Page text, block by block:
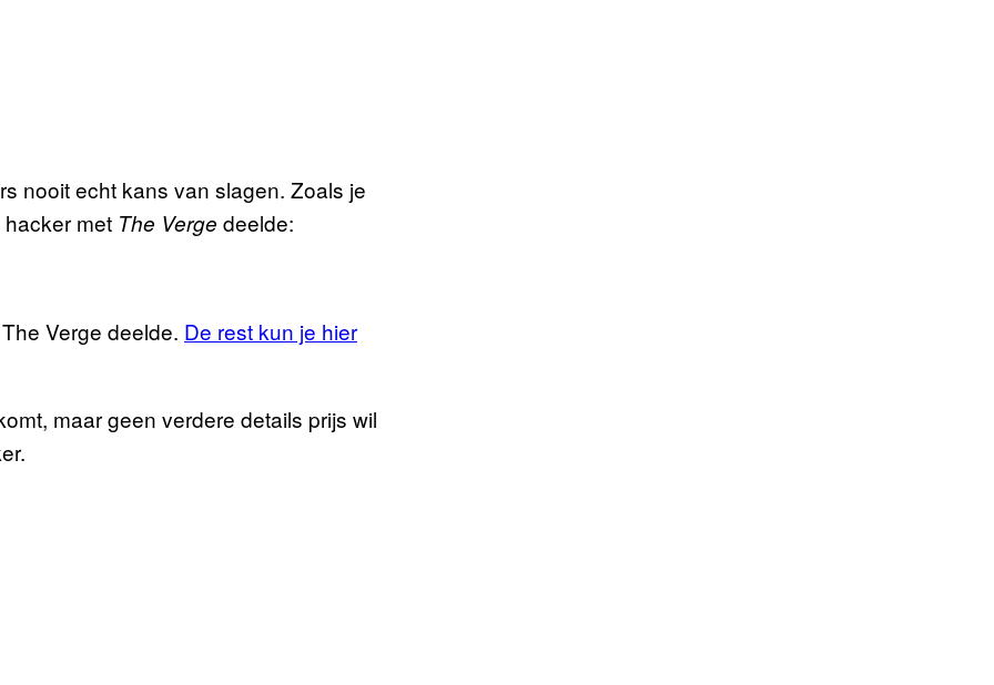
nooit echt kans van slagen. Zoals je
met The Verge deelde:
Verge deelde. De rest kun je hier
maar geen verdere details prijs wil